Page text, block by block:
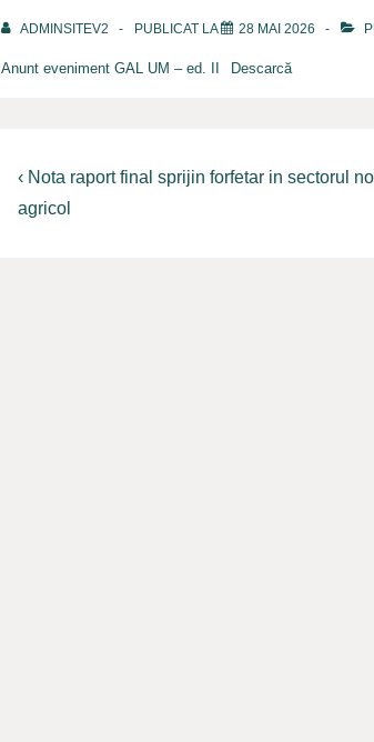
ADMINSITEV2 PUBLICAT LA 28 MAI 2026
Anunt eveniment GAL UM – ed. II Descarcă
Navigare
în
Previous
Post
‹ Nota raport final sprijin forfetar in sectorul
agricol